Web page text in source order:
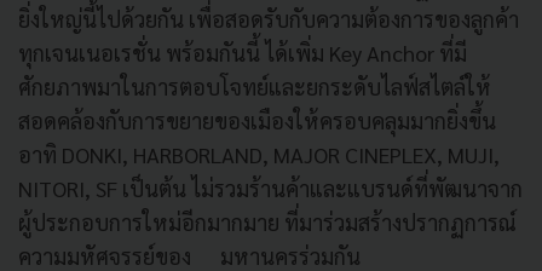
ยิ่งใหญ่นี้ไปด้วยกัน เพื่อสอดรับกับความต้องการของลูกค้า
ทุกเจนเนอเรชั่น พร้อมกันนี้ ได้เพิ่ม Key Anchor ที่มี
ศักยภาพมาในการตอบโจทย์และยกระดับไลฟ์สไตล์ให้
สอดคล้องกับการขยายของเมืองให้ครอบคลุมมากยิ่งขึ้น
อาทิ DONKI, HARBORLAND, MAJOR CINEPLEX, MUJI,
NITORI, SF เป็นต้น ไม่รวมร้านค้าและแบรนด์ที่พัฒนาจาก
ผู้ประกอบการใหม่อีกมากมาย ที่มาร่วมสร้างปรากฏการณ์
ความมหัศจรรย์ของ มหานครร่วมกัน